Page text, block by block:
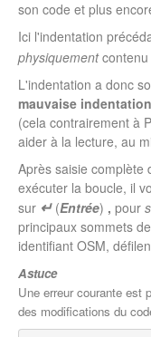
son code et plus
Ici l'indentation
physiquement
L'indentation a donc
mauvaise
(cela contrairement à
aider à la lecture, au
Après saisie complète
exécuter la boucle, il
sur ↵ (Entrée) , pour
principaux sommets
identifiant OSM,
Astuce
Une erreur courante est
des modifications du